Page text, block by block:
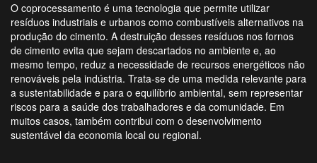
O coprocessamento é uma tecnologia que permite utilizar
resíduos industriais e urbanos como combustíveis alternativos na
produção do cimento. A destruição desses resíduos nos fornos
de cimento evita que sejam descartados no ambiente e, ao
mesmo tempo, reduz a necessidade de recursos energéticos não
renováveis pela indústria. Trata-se de uma medida relevante para
a sustentabilidade e para o equilíbrio ambiental, sem representar
riscos para a saúde dos trabalhadores e da comunidade. Em
muitos casos, também contribui com o desenvolvimento
sustentável da economia local ou regional.